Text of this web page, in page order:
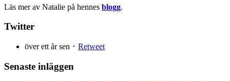
Läs mer av Natalie på hennes blogg.
Twitter
över ett år sen ･ Retweet
Senaste inläggen